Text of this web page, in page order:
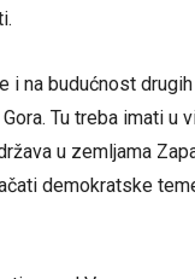
i na budućnost
Tu treba imati
u zemljama
demokratske